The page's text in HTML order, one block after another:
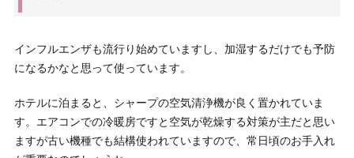
インフルエンザも流行り始めていますし、加湿するだけでも予防
になるかなと思って使っています。
ホテルに泊まると、シャープの空気清浄機が良く置かれていま
す。エアコンでの冷暖房ですと空気が乾燥する対策が主だと思い
ますが古い機種でも結構使われていますので、常日頃のお手入れ